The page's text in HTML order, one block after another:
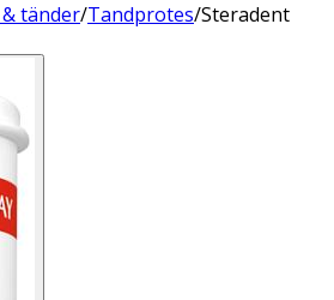
tänder/Tandprotes/Steradent